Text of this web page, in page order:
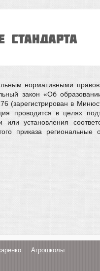
нормативными
закон «Об
(зарегистрирован в
проводится в целях
установления
приказа pегиональные
Агрошколы